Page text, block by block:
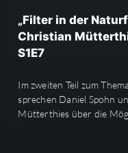
„Filter in der
Christian
S1E7
Im zweiten Teil zum
sprechen Daniel Spohn
Mütterthies über die